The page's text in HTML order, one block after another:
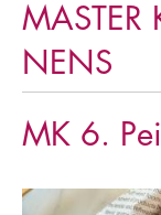
MASTER
NENS
MK 6.